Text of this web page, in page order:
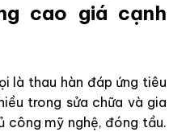
cao giá cạnh
là thau hàn đáp ứng tiêu
trong sửa chữa và gia
công mỹ nghệ, đóng tầu.